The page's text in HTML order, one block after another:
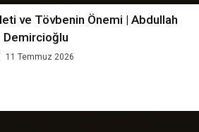
ve Tövbenin Önemi | Abdullah
Demircioğlu
11 Temmuz 2026